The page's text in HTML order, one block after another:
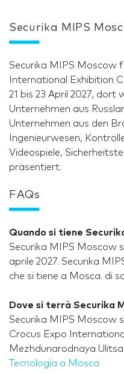
Securika MIPS
Securika MIPS Moscow
International Exhibition
21 bis 23 April 2027, dort
Unternehmen aus
Unternehmen aus den
Ingenieurwesen,
Videospiele,
präsentiert.
FAQs
Quando si tiene
Securika MIPS Moscow
aprile 2027. Securika
che si tiene a Mosca. di
Dove si terrà Securika
Securika MIPS Moscow
Crocus Expo
Mezhdunarodnaya Ulitsa
Tecnologia a Mosca